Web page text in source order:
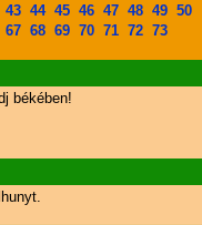
43 44 45 46 47 48 49 50
67 68 69 70 71 72 73
békében!